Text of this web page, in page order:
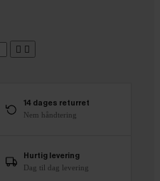
 
14 dages returret
Nem håndtering
Hurtig levering
Dag til dag levering